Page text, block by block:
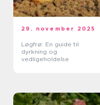
29. november 2025
Løgfrø: En guide til
dyrkning og
vedligeholdelse